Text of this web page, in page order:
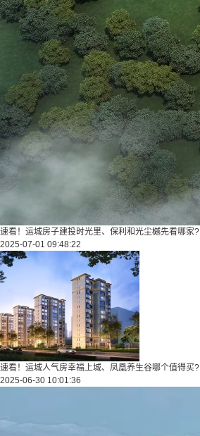
速看！运城房子建投时光里、保利和光尘樾先看哪家?
2025-07-01 09:48:22
速看！运城人气房幸福上城、凤凰养生谷哪个值得买?
2025-06-30 10:01:36